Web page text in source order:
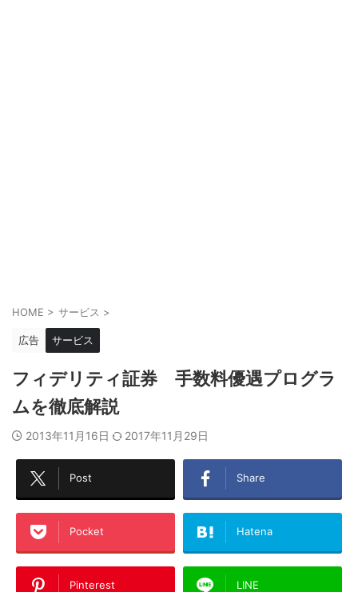
HOME > サービス >
広告 サービス
フィデリティ証券 手数料優遇プログラ
ムを徹底解説
2013年11月16日 2017年11月29日
Post Share
Pocket Hatena
Pinterest LINE